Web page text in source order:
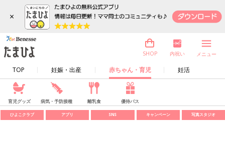
×
TOP 妊娠・出産 赤ちゃん・育児 妊活
SHOP 内祝い メニュー
育児グッズ 病気・予防接種 離乳食 優待パス
ひよこクラブ アプリ SNS キャンペーン 写真スタジオ